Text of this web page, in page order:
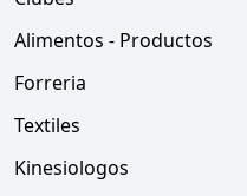
Alimentos - Productos
Forreria
Textiles
Kinesiologos